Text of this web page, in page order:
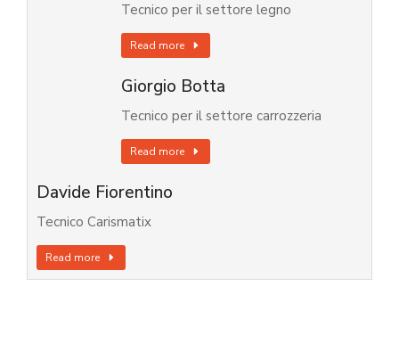
Tecnico per il settore legno
Read more
Giorgio Botta
Tecnico per il settore carrozzeria
Read more
Davide Fiorentino
Tecnico Carismatix
Read more